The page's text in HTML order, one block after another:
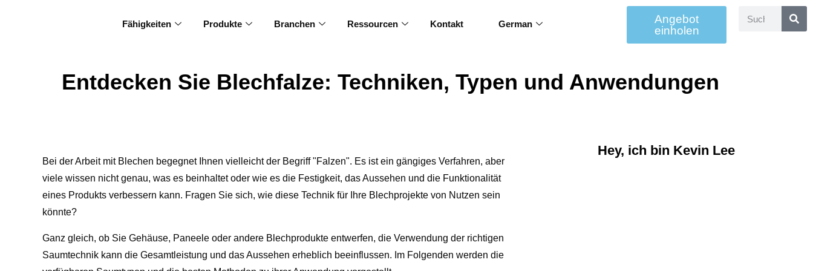
Fähigkeiten Produkte Branchen Ressourcen Kontakt German
Angebot
einholen
Entdecken Sie Blechfalze: Techniken, Typen und Anwendungen
Bei der Arbeit mit Blechen begegnet Ihnen vielleicht der Begriff "Falzen". Es ist ein gängiges Verfahren, aber
viele wissen nicht genau, was es beinhaltet oder wie es die Festigkeit, das Aussehen und die Funktionalität
eines Produkts verbessern kann. Fragen Sie sich, wie diese Technik für Ihre Blechprojekte von Nutzen sein
könnte?
Ganz gleich, ob Sie Gehäuse, Paneele oder andere Blechprodukte entwerfen, die Verwendung der richtigen
Saumtechnik kann die Gesamtleistung und das Aussehen erheblich beeinflussen. Im Folgenden werden die
Hey, ich bin Kevin Lee